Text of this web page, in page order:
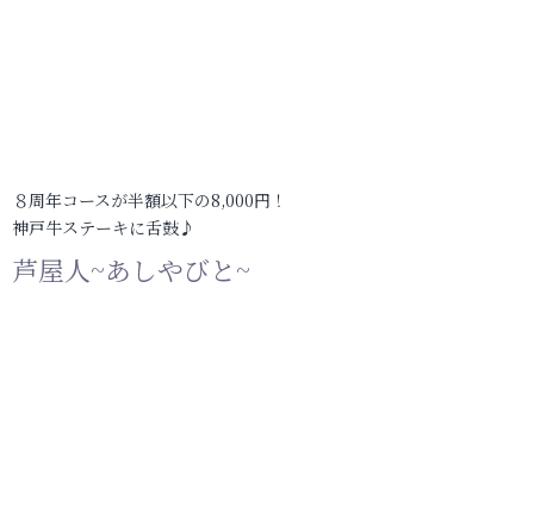
８周年コースが半額以下の8,000円！
神戸牛ステーキに舌鼓♪
芦屋人~あしやびと~